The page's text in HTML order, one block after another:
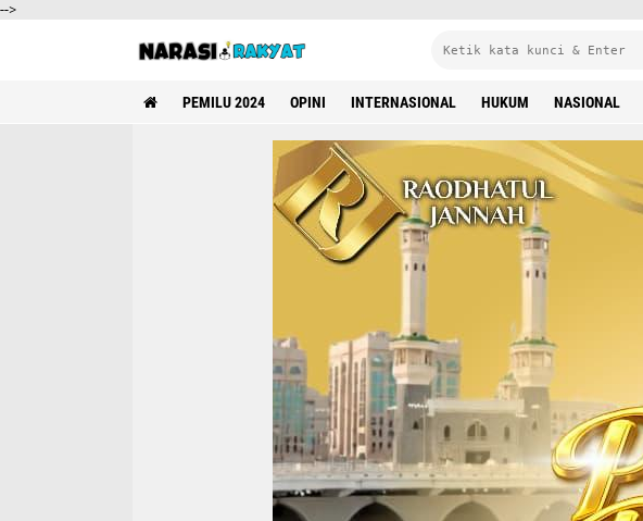
-->
PEMILU 2024 OPINI INTERNASIONAL HUKUM NASIONAL